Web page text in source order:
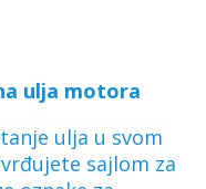
ulja motora
ulja u svom
sajlom za